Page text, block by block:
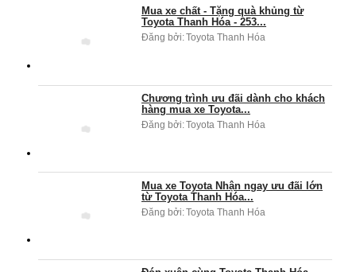
Mua xe chất - Tặng quà khủng từ
Toyota Thanh Hóa - 253...
Đăng bởi:Toyota Thanh Hóa
Chương trình ưu đãi dành cho khách
hàng mua xe Toyota...
Đăng bởi:Toyota Thanh Hóa
Mua xe Toyota Nhận ngay ưu đãi lớn
từ Toyota Thanh Hóa...
Đăng bởi:Toyota Thanh Hóa